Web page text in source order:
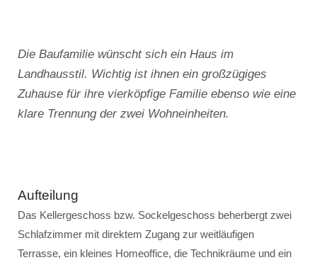
Die Baufamilie wünscht sich ein Haus im
Landhausstil. Wichtig ist ihnen ein großzügiges
Zuhause für ihre vierköpfige Familie ebenso wie eine
klare Trennung der zwei Wohneinheiten.
Aufteilung
Das Kellergeschoss bzw. Sockelgeschoss beherbergt zwei
Schlafzimmer mit direktem Zugang zur weitläufigen
Terrasse, ein kleines Homeoffice, die Technikräume und ein